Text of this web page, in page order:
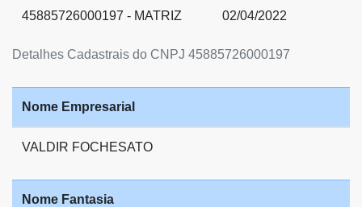
Detalhes Cadastrais do CNPJ 45885726000197
45885726000197 - MATRIZ 02/04/2022
Nome Empresarial
VALDIR FOCHESATO
Nome Fantasia